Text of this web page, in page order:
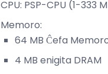
CPU: PSP-CPU (1-333
Memoro:
64 MB Ĉefa
4 MB enigita DRAM